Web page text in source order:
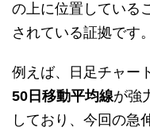
の上に位置している
されている証拠です。
例えば、日足チャー
50日移動平均線が強
しており、今回の急